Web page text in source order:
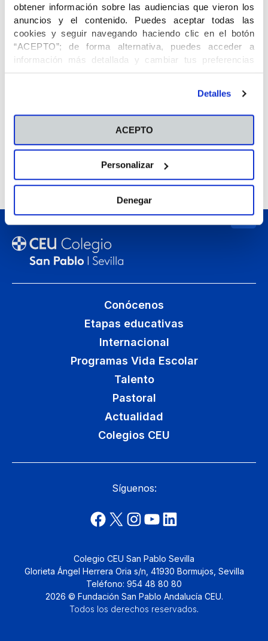
obtener información sobre las audiencias que vieron los
anuncios y el contenido. Puedes aceptar todas las
cookies y seguir navegando haciendo clic en el botón
“ACEPTO”; de forma alternativa, puedes acceder a
información más detallada y cambiar tus preferencias
antes de otorgar o negar tu consentimiento haciendo clic
Detalles
ACEPTO
Personalizar
Denegar
09/05/2023
Día de la madre en el Colegio CEU San Pablo
Sevilla
SEVILLA (2023.05.09) El Colegio CEU San Pablo Sevilla
organizó, con motivo del Día de la Madre, una jornada muy
especial con los alumnos de Educación Infantil. Al mediodía
1 2
Conócenos
Etapas educativas
Internacional
Programas Vida Escolar
Talento
Pastoral
Actualidad
Colegios CEU
Síguenos:
Colegio CEU San Pablo Sevilla
Glorieta Ángel Herrera Oria s/n, 41930 Bormujos, Sevilla
Teléfono: 954 48 80 80
2026 © Fundación San Pablo Andalucía CEU.
Todos los derechos reservados.